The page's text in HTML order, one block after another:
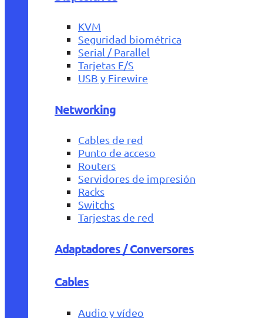
KVM
Seguridad biométrica
Serial / Parallel
Tarjetas E/S
USB y Firewire
Networking
Cables de red
Punto de acceso
Routers
Servidores de impresión
Racks
Switchs
Tarjestas de red
Adaptadores / Conversores
Cables
Audio y vídeo